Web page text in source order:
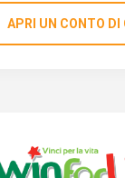
APRI UN CONTO DI